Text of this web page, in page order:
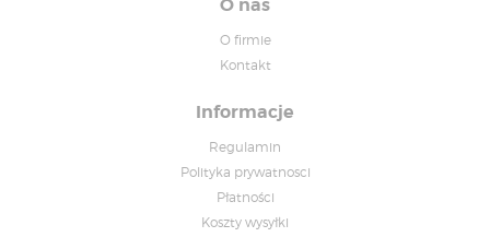
O nas
O firmie
Kontakt
Informacje
Regulamin
Polityka prywatnosci
Płatności
Koszty wysyłki